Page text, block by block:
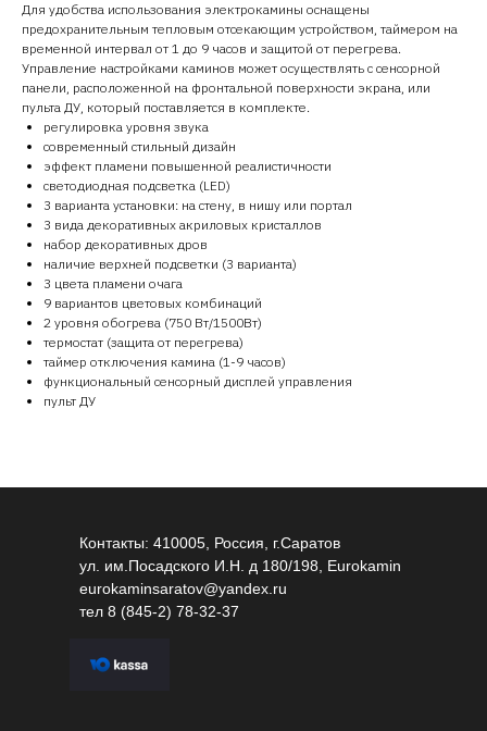
Для удобства использования электрокамины оснащены
предохранительным тепловым отсекающим устройством, таймером на
временной интервал от 1 до 9 часов и защитой от перегрева.
Управление настройками каминов может осуществлять с сенсорной
панели, расположенной на фронтальной поверхности экрана, или
пульта ДУ, который поставляется в комплекте.
регулировка уровня звука
современный стильный дизайн
эффект пламени повышенной реалистичности
светодиодная подсветка (LED)
3 варианта установки: на стену, в нишу или портал
3 вида декоративных акриловых кристаллов
набор декоративных дров
наличие верхней подсветки (3 варианта)
3 цвета пламени очага
9 вариантов цветовых комбинаций
2 уровня обогрева (750 Вт/1500Вт)
термостат (защита от перегрева)
таймер отключения камина (1-9 часов)
функциональный сенсорный дисплей управления
пульт ДУ
Контакты: 410005, Россия, г.Саратов
ул. им.Посадского И.Н. д 180/198, Eurokamin
eurokaminsaratov@yandex.ru
тел 8 (845-2) 78-32-37